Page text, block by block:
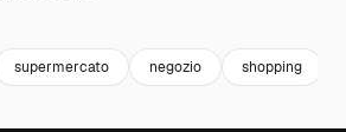
supermercato negozio shopping